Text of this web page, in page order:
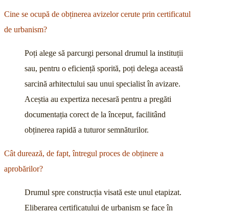
Cine se ocupă de obținerea avizelor cerute prin certificatul
de urbanism?
Poți alege să parcurgi personal drumul la instituții
sau, pentru o eficiență sporită, poți delega această
sarcină arhitectului sau unui specialist în avizare.
Aceștia au expertiza necesară pentru a pregăti
documentația corect de la început, facilitând
obținerea rapidă a tuturor semnăturilor.
Cât durează, de fapt, întregul proces de obținere a
aprobărilor?
Drumul spre construcția visată este unul etapizat.
Eliberarea certificatului de urbanism se face în